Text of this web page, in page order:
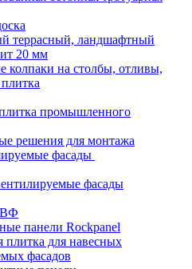
террасный, ландшафтный
20 мм
колпаки на столбы, отливы,
промышленного
решения для монтажа
фасады
фасады
панели Rockpanel
плитка для навесных
фасадов